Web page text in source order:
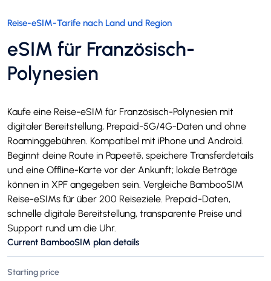
Reise-eSIM-Tarife nach Land und Region
eSIM für Französisch-
Polynesien
Kaufe eine Reise-eSIM für Französisch-Polynesien mit
digitaler Bereitstellung, Prepaid-5G/4G-Daten und ohne
Roaminggebühren. Kompatibel mit iPhone und Android.
Beginnt deine Route in Papeetē, speichere Transferdetails
und eine Offline-Karte vor der Ankunft; lokale Beträge
können in XPF angegeben sein. Vergleiche BambooSIM
Reise-eSIMs für über 200 Reiseziele. Prepaid-Daten,
schnelle digitale Bereitstellung, transparente Preise und
Support rund um die Uhr.
Current BambooSIM plan details
Starting price